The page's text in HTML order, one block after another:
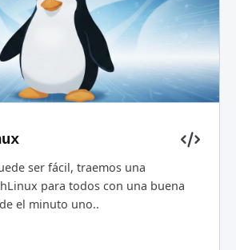
ser fácil, traemos una
para todos con una buena
el minuto uno..